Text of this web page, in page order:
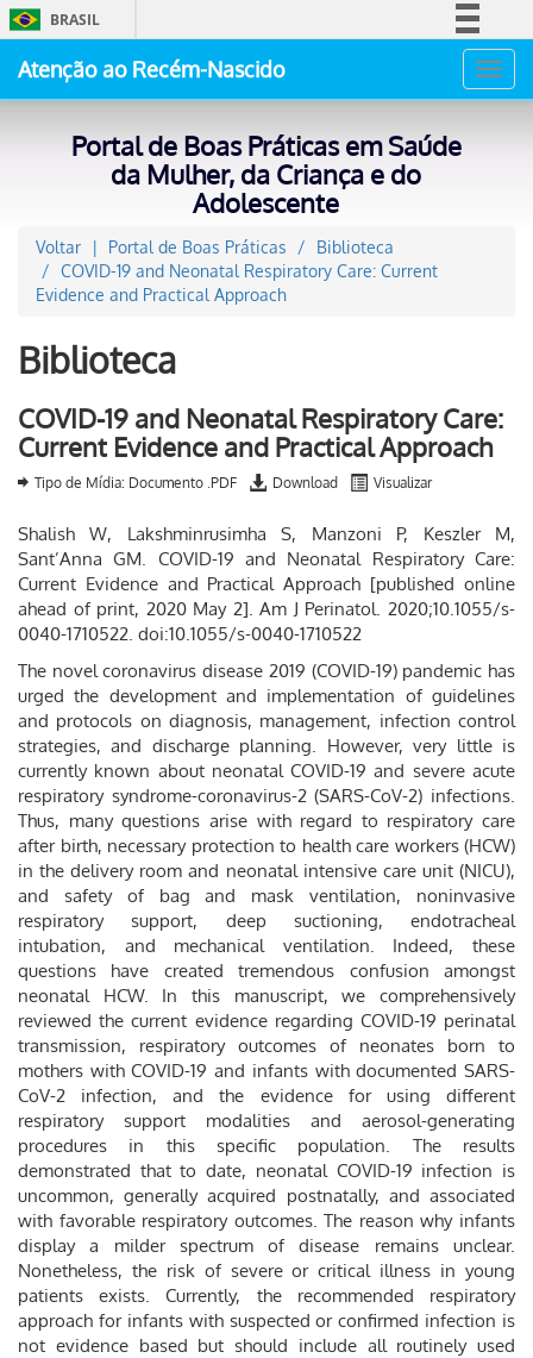
BRASIL
Acesso à informação
Atenção ao Recém-Nascido
Portal de Boas Práticas em Saúde
da Mulher, da Criança e do
Adolescente
Voltar Portal de Boas Práticas
Biblioteca
COVID-19 and Neonatal Respiratory Care: Current
Evidence and Practical Approach
Biblioteca
COVID-19 and Neonatal Respiratory Care:
Current Evidence and Practical Approach
Tipo de Mídia: Documento .PDF Download Visualizar
Shalish W, Lakshminrusimha S, Manzoni P, Keszler M,
Sant’Anna GM. COVID-19 and Neonatal Respiratory Care:
Current Evidence and Practical Approach [published online
ahead of print, 2020 May 2]. Am J Perinatol. 2020;10.1055/s-
0040-1710522. doi:10.1055/s-0040-1710522
The novel coronavirus disease 2019 (COVID-19) pandemic has
urged the development and implementation of guidelines
and protocols on diagnosis, management, infection control
strategies, and discharge planning. However, very little is
currently known about neonatal COVID-19 and severe acute
respiratory syndrome-coronavirus-2 (SARS-CoV-2) infections.
Thus, many questions arise with regard to respiratory care
after birth, necessary protection to health care workers (HCW)
in the delivery room and neonatal intensive care unit (NICU),
and safety of bag and mask ventilation, noninvasive
respiratory support, deep suctioning, endotracheal
intubation, and mechanical ventilation. Indeed, these
questions have created tremendous confusion amongst
neonatal HCW. In this manuscript, we comprehensively
reviewed the current evidence regarding COVID-19 perinatal
transmission, respiratory outcomes of neonates born to
mothers with COVID-19 and infants with documented SARS-
CoV-2 infection, and the evidence for using different
respiratory support modalities and aerosol-generating
procedures in this specific population. The results
demonstrated that to date, neonatal COVID-19 infection is
uncommon, generally acquired postnatally, and associated
with favorable respiratory outcomes. The reason why infants
display a milder spectrum of disease remains unclear.
Nonetheless, the risk of severe or critical illness in young
patients exists. Currently, the recommended respiratory
approach for infants with suspected or confirmed infection is
not evidence based but should include all routinely used